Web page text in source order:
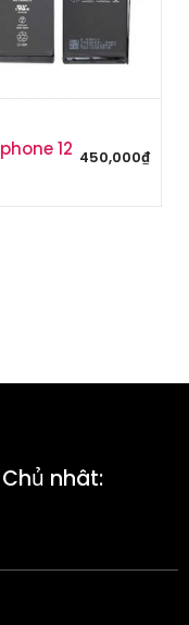
12 450,000₫
nhât: